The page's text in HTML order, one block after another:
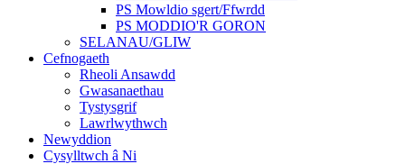
PS Mowldio sgert/Ffwrdd
PS MODDIO'R GORON
SELANAU/GLIW
Cefnogaeth
Rheoli Ansawdd
Gwasanaethau
Tystysgrif
Lawrlwythwch
Newyddion
Cysylltwch â Ni